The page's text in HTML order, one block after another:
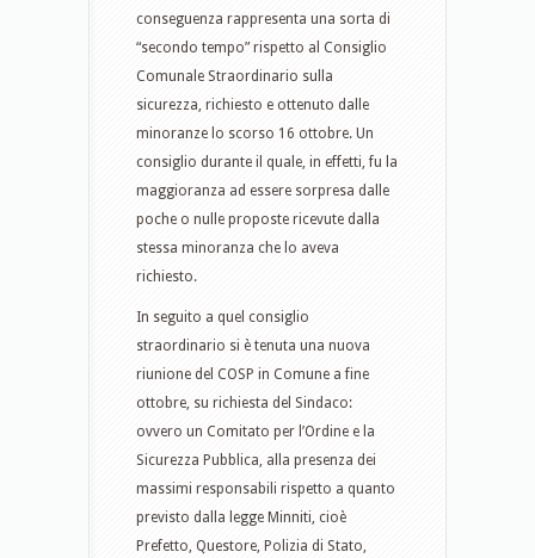
conseguenza rappresenta una sorta di
“secondo tempo”​ rispetto al Consiglio
Comunale Straordinario sulla
sicurezza, richiesto e ottenuto dalle
minoranze lo scorso 16 ottobre. Un
consiglio durante il quale, in effetti, fu la
maggioranza ad essere sorpresa dalle
poche o nulle proposte ricevute dalla
stessa minoranza che lo aveva
richiesto. ​
In seguito a quel consiglio
straordinario si è tenuta una nuova
riunione del COSP in Comune a fine
ottobre, su richiesta del Sindaco:
ovvero un Comitato per l’Ordine e la
Sicurezza Pubblica, alla presenza dei
massimi responsabili rispetto a quanto
previsto dalla legge Minniti, cioè
Prefetto, Questore, Polizia di Stato,